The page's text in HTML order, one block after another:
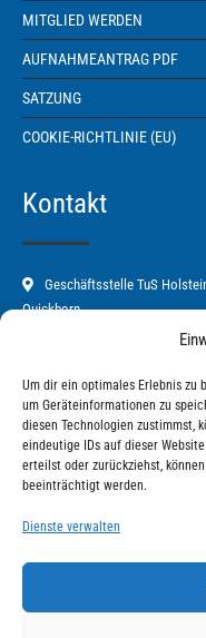
Um dir ein optimales Erlebnis zu
um Geräteinformationen zu
diesen Technologien zustimmst,
eindeutige IDs auf dieser
erteilst oder zurückziehst,
beeinträchtigt werden.
Dienste verwalten
MITGLIED WERDEN
AUFNAHMEANTRAG PDF
SATZUNG
COOKIE-RICHTLINIE (EU)
Kontakt
Geschäftsstelle TuS
Quickborn
tus-holstein-quickborn@t-
www.tischtennis-
Mo. und Fr. von 9:00 Uhr -